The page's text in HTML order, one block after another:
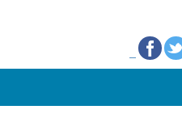
彰化、南投地區及桃
請注意雷擊及強陣風
國家森林遊樂區